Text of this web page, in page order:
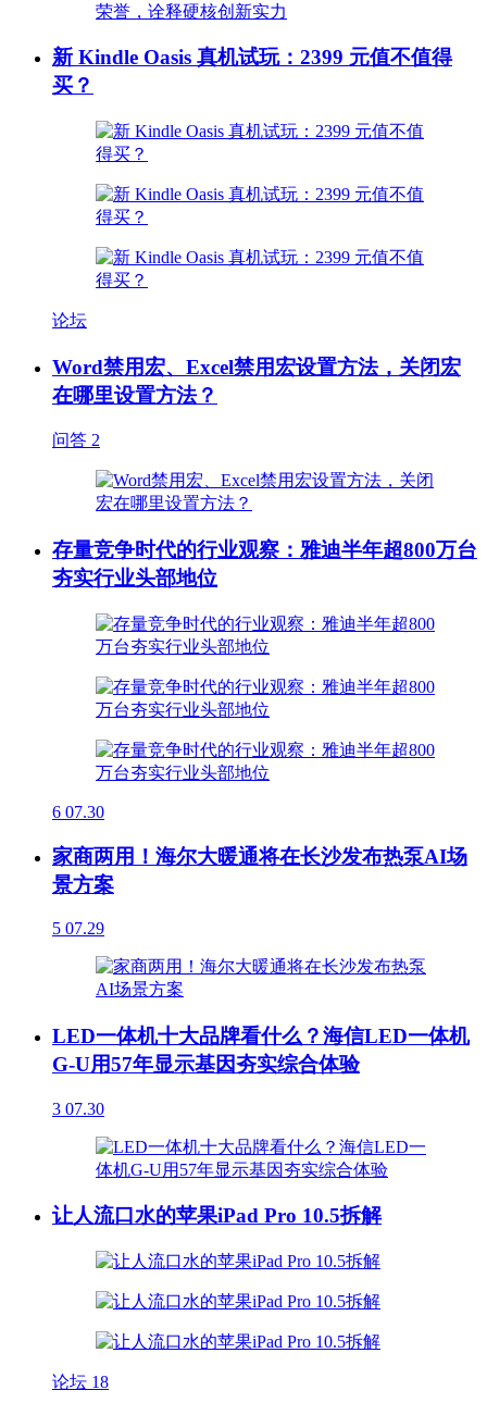
新 Kindle Oasis 真机试玩：2399 元值不值得
买？
论坛
Word禁用宏、Excel禁用宏设置方法，关闭宏
在哪里设置方法？
问答 2
存量竞争时代的行业观察：雅迪半年超800万台
夯实行业头部地位
6 07.30
家商两用！海尔大暖通将在长沙发布热泵AI场
景方案
5 07.29
LED一体机十大品牌看什么？海信LED一体机
G-U用57年显示基因夯实综合体验
3 07.30
让人流口水的苹果iPad Pro 10.5拆解
论坛 18